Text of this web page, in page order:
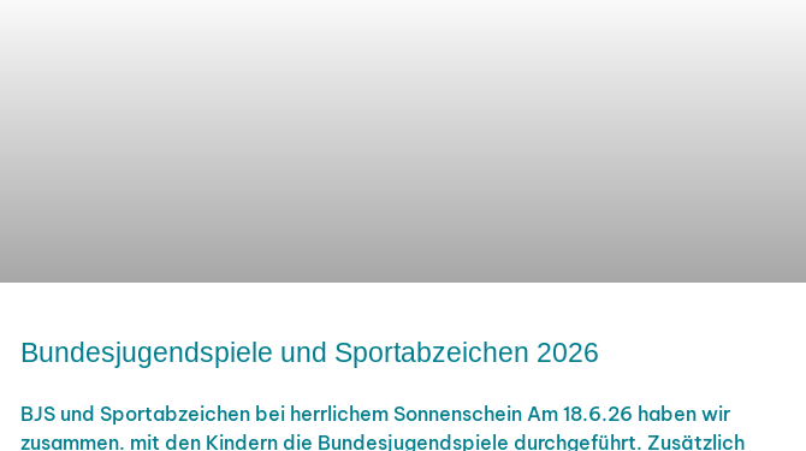
Bundesjugendspiele und Sportabzeichen 2026
BJS und Sportabzeichen bei herrlichem Sonnenschein Am 18.6.26 haben wir
zusammen. mit den Kindern die Bundesjugendspiele durchgeführt. Zusätzlich